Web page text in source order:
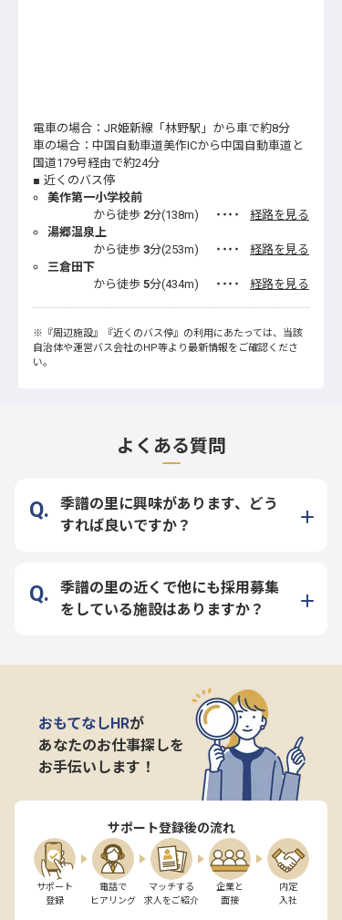
電車の場合：JR姫新線「林野駅」から車で約8分
車の場合：中国自動車道美作ICから中国自動車道と
国道179号経由で約24分
近くのバス停
美作第一小学校前
から徒歩 2分(138m) ・・・・
経路を見る
湯郷温泉上
から徒歩 3分(253m) ・・・・
経路を見る
三倉田下
から徒歩 5分(434m) ・・・・ 経路を見る
※ 『周辺施設』 『近くのバス停』 の利用にあたっては、当該
自治体や運営バス会社のHP等より最新情報をご確認くださ
い。
よくある質問
季譜の里に興味があります、どう
すれば良いですか？
季譜の里の近くで他にも採用募集
をしている施設はありますか？
おもてなしHRが
あなたのお仕事探しを
お手伝いします！
サポート登録後の流れ
サポート
登録
電話で
ヒアリング
マッチする
求人をご紹介
企業と
面接
内定
入社